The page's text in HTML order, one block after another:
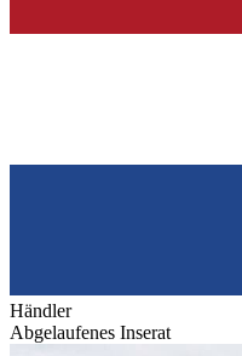
Händler
Abgelaufenes Inserat